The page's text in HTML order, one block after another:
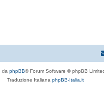
da phpBB® Forum Software © phpBB
Traduzione Italiana phpBB-Italia.it